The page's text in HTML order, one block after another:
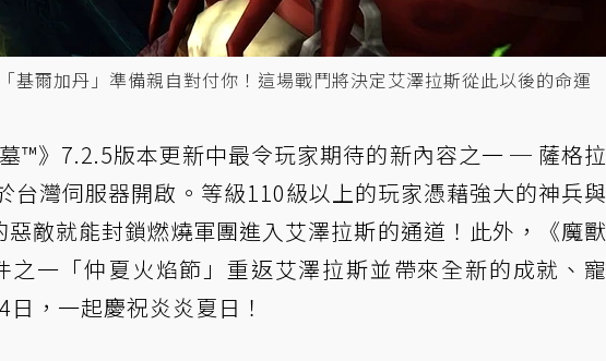
基爾加丹」準備親自對付你！這場戰鬥將決定艾澤拉斯從此以後的命運
™》7.2.5版本更新中最令玩家期待的新內容之一 ─ 薩格拉
台灣伺服器開啟。等級110級以上的玩家憑藉強大的神兵與
敵就能封鎖燃燒軍團進入艾澤拉斯的通道！此外，《魔獸
之一「仲夏火焰節」重返艾澤拉斯並帶來全新的成就、寵
，一起慶祝炎炎夏日！